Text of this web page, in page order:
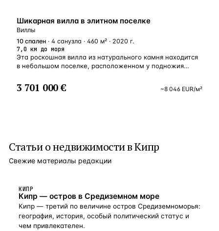
ВНЖ
Шикарная вилла в элитном поселке
Виллы
10 спален · 4 санузла · 460 м² · 2020 г.
7,0 км до моря
Эта роскошная вилла из натурального камня находится
в небольшом поселке, расположенном у подножия
и местной флорой, в которой преобладают сосны,
оливковые и рожковые деревья. В 10 минутах
в атмосфере блаженства и спокойствия, наедине лишь
с прекрасным природным окружением, свежим
морским воздухом и солнечным светом.
Оборудованная ванная комната и кухня Бассейн Зона
барбекю Сад Расположение: 10 мин до песчаного пляжа
15 мин до Лимассола 60 мин до аэропорта
3 701 000 € ~8 046 EUR/м²
Статьи онедвижимости в Кипр
Свежие материалы редакции
КИПР
Кипр — остров в Средиземном море
Кипр — третий по величине остров Средиземноморья:
география, история, особый политический статус и
чем привлекателен.